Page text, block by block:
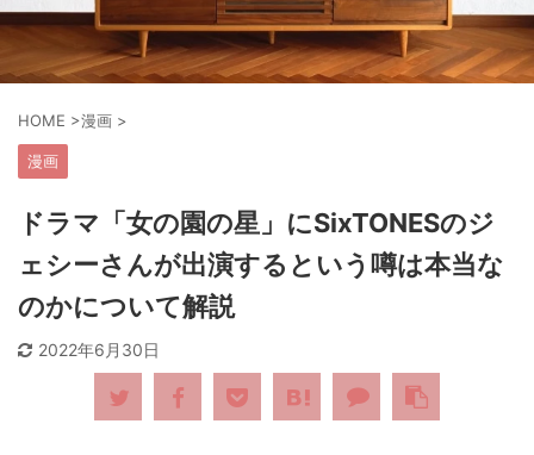
HOME >漫画 >
漫画
ドラマ「女の園の星」にSixTONESのジ
ェシーさんが出演するという噂は本当な
のかについて解説
2022年6月30日